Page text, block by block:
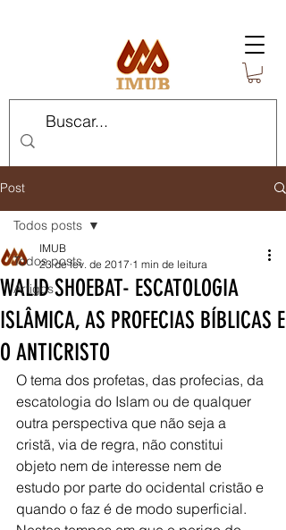
Post
Todos posts
Artigos
Todos posts
WALID SHOEBAT- ESCATOLOGIA
ISLÂMICA, AS PROFECIAS BÍBLICAS E
O ANTICRISTO
IMUB
23 de fev. de 2017 1 min de leitura
O tema dos profetas, das profecias, da
escatologia do Islam ou de qualquer
outra perspectiva que não seja a
cristã, via de regra, não constitui
objeto nem de interesse nem de
estudo por parte do ocidental cristão e
quando o faz é de modo superficial.